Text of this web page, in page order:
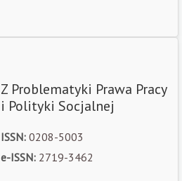
Z Problematyki Prawa Pracy
i Polityki Socjalnej
ISSN: 0208-5003
e-ISSN: 2719-3462